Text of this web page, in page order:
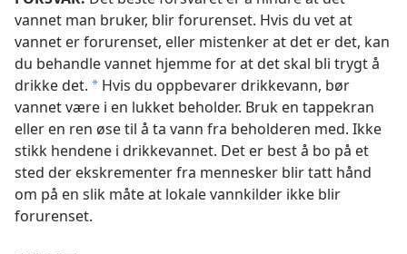
vannet man bruker, blir forurenset. Hvis du vet at
vannet er forurenset, eller mistenker at det er det, kan
du behandle vannet hjemme for at det skal bli trygt å
drikke det. a Hvis du oppbevarer drikkevann, bør
vannet være i en lukket beholder. Bruk en tappekran
eller en ren øse til å ta vann fra beholderen med. Ikke
stikk hendene i drikkevannet. Det er best å bo på et
sted der ekskrementer fra mennesker blir tatt hånd
om på en slik måte at lokale vannkilder ikke blir
forurenset.